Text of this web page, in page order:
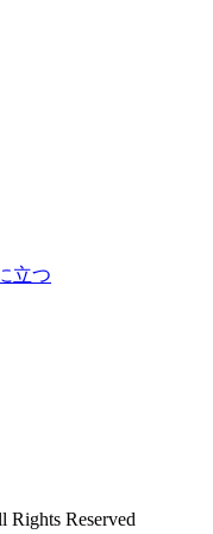
立つ
Reserved